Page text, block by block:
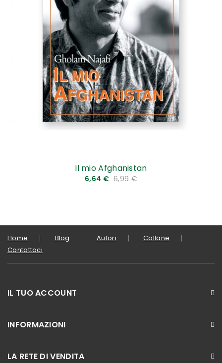
Il mio Afghanistan
6,64 € 6,99 €
Home Blog Autori
Collane
Contattaci
IL TUO ACCOUNT
INFORMAZIONI
LA RETE DI VENDITA